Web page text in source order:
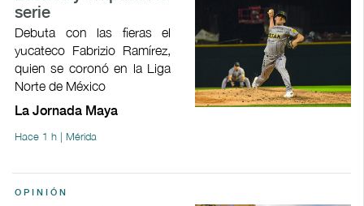
serie
Debuta con las fieras el
yucateco Fabrizio Ramírez,
quien se coronó en la Liga
Norte de México
La Jornada Maya
Hace 1 h | Mérida
OPINIÓN